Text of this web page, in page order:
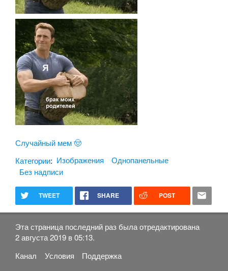
Случайный мем 🤠
Категории: Изображения
Однопанельные
Без надписи
TWEET SHARE POST
Эта страница последний раз была отредактирована
2 августа 2019 в 05:13.
Канал
Условия
Поддержка